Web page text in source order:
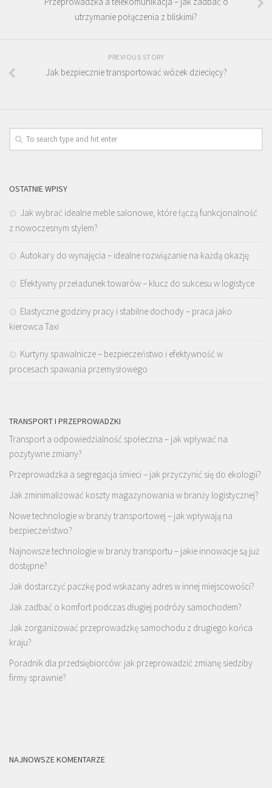
utrzymanie połączenia z bliskimi?
PREVIOUS STORY
Jak bezpiecznie transportować wózek dziecięcy?
OSTATNIE WPISY
Jak wybrać idealne meble salonowe, które łączą funkcjonalność
z nowoczesnym stylem?
Autokary do wynajęcia – idealne rozwiązanie na każdą okazję
Efektywny przeładunek towarów – klucz do sukcesu w logistyce
Elastyczne godziny pracy i stabilne dochody – praca jako
kierowca Taxi
Kurtyny spawalnicze – bezpieczeństwo i efektywność w
procesach spawania przemysłowego
TRANSPORT I PRZEPROWADZKI
Transport a odpowiedzialność społeczna – jak wpływać na
pozytywne zmiany?
Przeprowadzka a segregacja śmieci – jak przyczynić się do ekologii?
Jak zminimalizować koszty magazynowania w branży logistycznej?
Nowe technologie w branży transportowej – jak wpływają na
bezpieczeństwo?
Najnowsze technologie w branży transportu – jakie innowacje są już
dostępne?
Jak dostarczyć paczkę pod wskazany adres w innej miejscowości?
Jak zadbać o komfort podczas długiej podróży samochodem?
Jak zorganizować przeprowadzkę samochodu z drugiego końca
kraju?
Poradnik dla przedsiębiorców: jak przeprowadzić zmianę siedziby
firmy sprawnie?
NAJNOWSZE KOMENTARZE